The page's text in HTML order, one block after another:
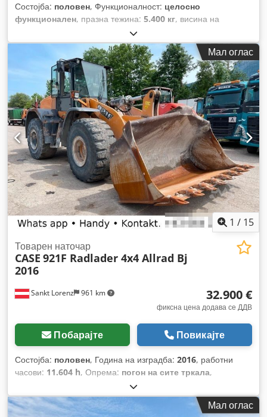
Состојба: половен, Функционалност: целосно
функционален, празна тежина: 5.400 кг, висина на
, Година на изградба:
часови:2.081 h, вкупна должина:5.550 мм, градежна
2.500 мм, тип на погон:Diesel Motor , градежна
ширина:
1.950 мм
Мал оглас
1 / 15
Sankt Lorenz 961 km
Товарен наточар
CASE 921F Radlader 4x4 Allrad Bj
2016
32.900 €
фиксна цена додава се ДДВ
Побарајте Повикајте
Состојба: половен, Година на изградба: 2016, работни
часови: 11.604 h, Опрема: погон на сите тркала,
Мал оглас